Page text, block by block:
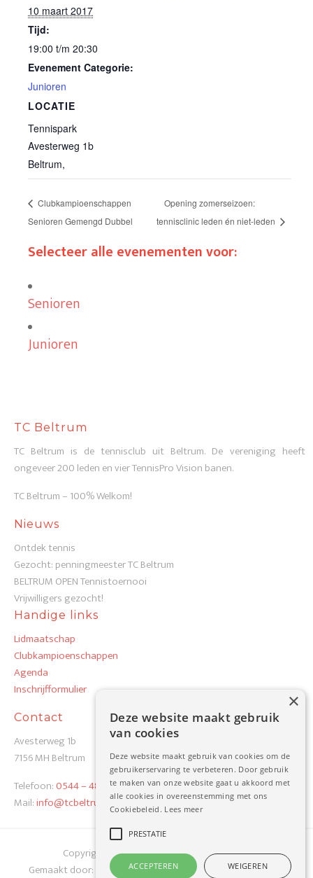
10 maart 2017
Tijd:
19:00 t/m 20:30
Evenement Categorie:
Junioren
LOCATIE
Tennispark
Avesterweg 1b
Beltrum,
Clubkampioenschappen
Senioren Gemengd Dubbel
Opening zomerseizoen:
tennisclinic leden én niet-leden
Selecteer alle evenementen voor:
Senioren
Junioren
TC Beltrum
TC Beltrum is de tennisclub uit Beltrum. De vereniging heeft
ongeveer 200 leden en vier TennisPro Vision banen.
TC Beltrum – 100% Welkom!
Nieuws
Ontdek tennis
Gezocht: penningmeester TC Beltrum
BELTRUM OPEN Tennistoernooi
Vrijwilligers gezocht!
Handige links
Lidmaatschap
Clubkampioenschappen
Agenda
Inschrijfformulier
Contact
Avesterweg 1b
7156 MH Beltrum
Telefoon: 0544 – 48 19 82
Mail:info@tcbeltrum.nl
Copyright 2026 TC BeltrumPrivacy Verklaring
Gemaakt door:
Werkgroep TC Beltrumi.s.m. Best4u Group B.V.
Deze website maakt gebruik
van cookies
Deze website maakt gebruik van cookies om de
gebruikerservaring te verbeteren. Door gebruik
te maken van onze website gaat u akkoord met
alle cookies in overeenstemming met ons
Cookiebeleid. Lees meer
PRESTATIE
ACCEPTEREN WEIGEREN
×